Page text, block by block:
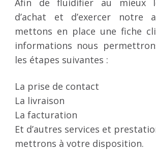
Afin de fluidifier au mieux
d’achat et d’exercer notre
mettons en place une fiche
informations nous
les étapes suivantes :
La prise de contact
La livraison
La facturation
Et d’autres services et
mettrons à votre disposition.